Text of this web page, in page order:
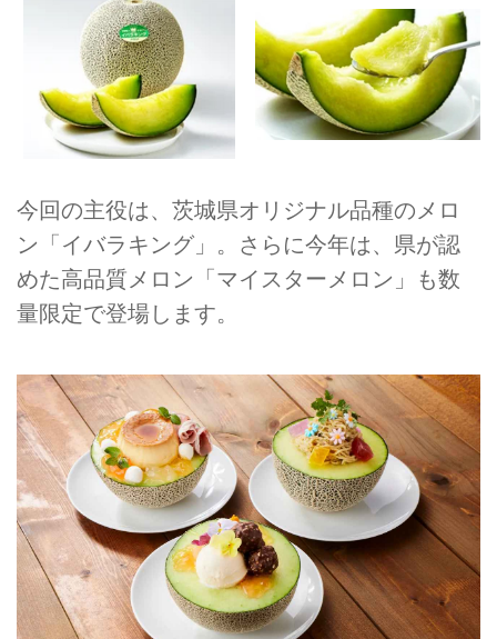
今回の主役は、茨城県オリジナル品種のメロ
ン「イバラキング」。さらに今年は、県が認
めた高品質メロン「マイスターメロン」も数
量限定で登場します。